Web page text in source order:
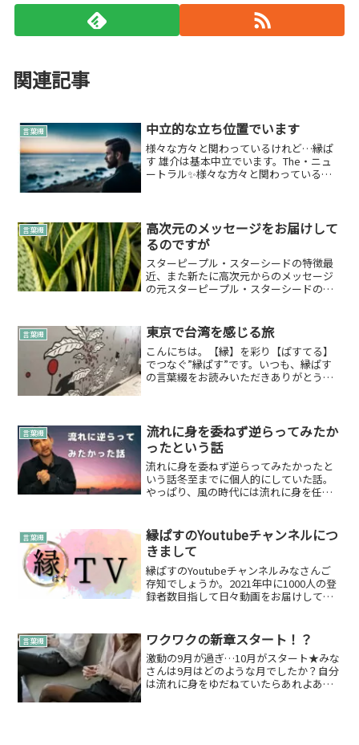
関連記事
言葉綴 中立的な立ち位置でいます
様々な方々と関わっているけれど…縁ぱ
す 雄介は基本中立でいます。The・ニュ
ートラル✨様々な方々と関わっているけ
ですが…あくまでも情...
言葉綴
高次元のメッセージをお届けして
るのですが
スターピープル・スターシードの特徴最
近、また新たに高次元からのメッセージ
の元スターピープル・スターシードの特
が、プレアデス星に関して情報が少なめ
でしたね。今後、ほかの星...
言葉綴 東京で台湾を感じる旅
こんにちは。【縁】を彩り【ぱすてる】
でつなぐ”縁ぱす”です。いつも、縁ぱす
の言葉綴をお読みいただきありがとうご
と思いまして今回は綴ら...
言葉綴
流れに身を委ねず逆らってみたか
ったという話
流れに身を委ねず逆らってみたかったと
いう話冬至までに個人的にしていた話。
やっぱり、風の時代には流れに身を任せ
今まで頑張ってきた自分を褒めること2.
変化した出来事を振り...
言葉綴
縁ぱすのYoutubeチャンネルにつ
きまして
縁ぱすのYoutubeチャンネルみなさんご
存知でしょうか。2021年中に1000人の登
録者数目指して日々動画をお届けしてお
ですが、今まで「縁ぱすTV」と名前を
つ...
言葉綴 ワクワクの新章スタート！？
激動の9月が過ぎ…10月がスタート★みな
さんは9月はどのような月でしたか？自分
は流れに身をゆだねていたらあれよあれ